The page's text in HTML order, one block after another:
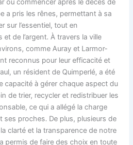
a pris les rênes, permettant à sa
sur l’essentiel, tout en
de l’argent. À travers la ville
comme Auray et Larmor-
reconnus pour leur efficacité et
un résident de Quimperlé, a été
capacité à gérer chaque aspect du
de trier, recycler et redistribuer les
ce qui a allégé la charge
ses proches. De plus, plusieurs de
clarté et la transparence de notre
permis de faire des choix en toute